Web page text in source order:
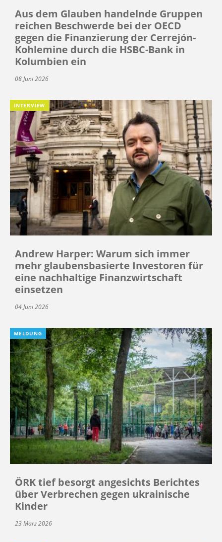
Aus dem Glauben handelnde Gruppen
reichen Beschwerde bei der OECD
gegen die Finanzierung der Cerrejón-
Kohlemine durch die HSBC-Bank in
Kolumbien ein
08 Juni 2026
INTERVIEW
Andrew Harper: Warum sich immer
mehr glaubensbasierte Investoren für
eine nachhaltige Finanzwirtschaft
einsetzen
04 Juni 2026
MELDUNG
ÖRK tief besorgt angesichts Berichtes
über Verbrechen gegen ukrainische
Kinder
23 März 2026